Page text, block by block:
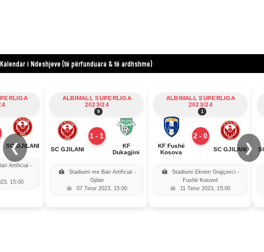
Kalendar i Ndeshjeve (të përfunduara & të ardhshme)